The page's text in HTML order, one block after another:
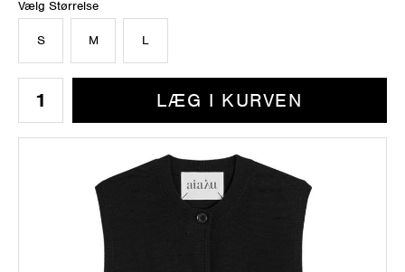
Vælg Størrelse
S M L
LÆG I KURVEN